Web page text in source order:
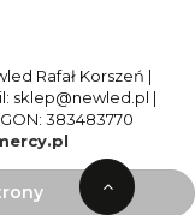
Rafał Korszeń |
sklep@newled.pl |
383483770